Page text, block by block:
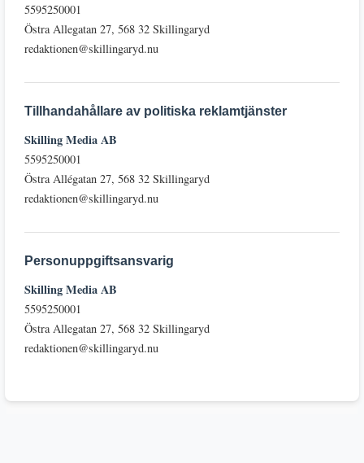
5595250001
Östra Allegatan 27, 568 32 Skillingaryd
redaktionen@skillingaryd.nu
Tillhandahållare av politiska reklamtjänster
Skilling Media AB
5595250001
Östra Allégatan 27, 568 32 Skillingaryd
redaktionen@skillingaryd.nu
Personuppgiftsansvarig
Skilling Media AB
5595250001
Östra Allegatan 27, 568 32 Skillingaryd
redaktionen@skillingaryd.nu